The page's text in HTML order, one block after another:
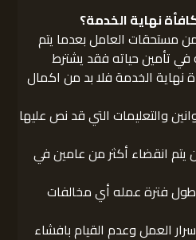
نهاية الخدمة؟
مستحقات العامل بعدما يتم
تأمين حياته فقد يشترط
الخدمة فلا بد من اكمال
والتعليمات التي قد نص عليها
يتم انقضاء أكثر من عامين في
فترة عمله أي مخالفات
العمل وعدم القيام بافشاء